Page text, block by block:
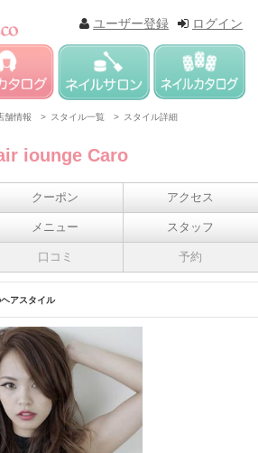
ログイン
ユーザー登録
舗情報 > スタイル一覧 > スタイル詳細
iounge Caro
クーポン アクセス
メニュー スタッフ
口コミ 予約
アスタイル